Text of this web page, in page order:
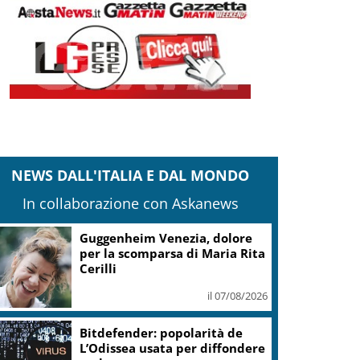
NEWS DALL'ITALIA E DAL MONDO
In collaborazione con Askanews
Guggenheim Venezia, dolore
per la scomparsa di Maria Rita
Cerilli
il 07/08/2026
Bitdefender: popolarità de
L’Odissea usata per diffondere